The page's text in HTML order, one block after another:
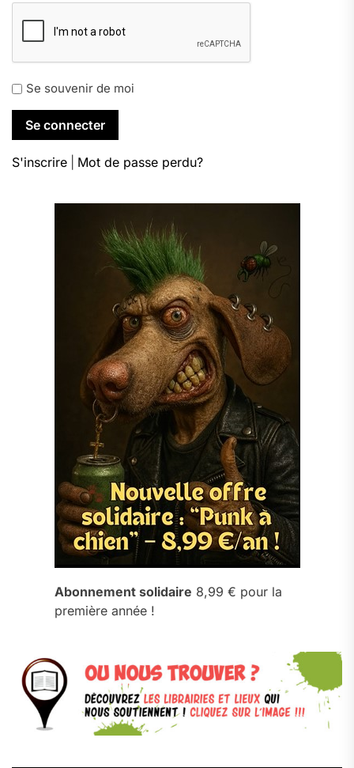
Se souvenir de moi
S'inscrire Mot de passe perdu?
Abonnement solidaire 8,99 € pour la
première année !